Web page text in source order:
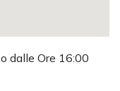
dalle Ore 16:00